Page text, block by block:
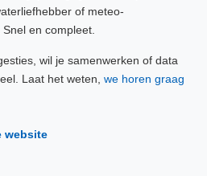
of meteo-
en compleet.
wil je samenwerken of data
Laat het weten, we horen graag
website